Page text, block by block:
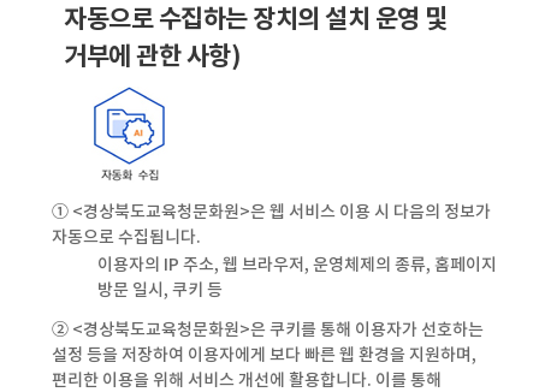
자동으로 수집하는 장치의 설치 운영 및
거부에 관한 사항)
① <경상북도교육청문화원>은 웹 서비스 이용 시 다음의 정보가
자동으로 수집됩니다.
이용자의 IP 주소, 웹 브라우저, 운영체제의 종류, 홈페이지
방문 일시, 쿠키 등
② <경상북도교육청문화원>은 쿠키를 통해 이용자가 선호하는
설정 등을 저장하여 이용자에게 보다 빠른 웹 환경을 지원하며,
편리한 이용을 위해 서비스 개선에 활용합니다. 이를 통해